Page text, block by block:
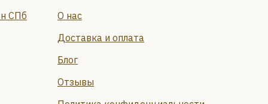
СПб
О нас
Доставка и оплата
Блог
Отзывы